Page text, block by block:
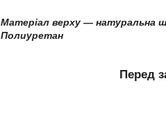
Матеріал верху — натуральна
Полиуретан
Перед